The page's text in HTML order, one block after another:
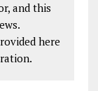
and this
here